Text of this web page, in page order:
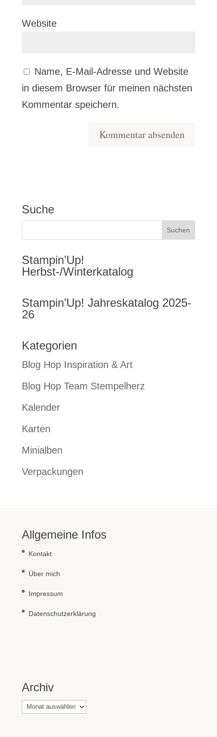
Website
Name, E-Mail-Adresse und Website
in diesem Browser für meinen nächsten
Kommentar speichern.
Suche
Stampin’Up!
Herbst-/Winterkatalog
Stampin’Up! Jahreskatalog 2025-
26
Kategorien
Blog Hop Inspiration & Art
Blog Hop Team Stempelherz
Kalender
Karten
Minialben
Verpackungen
Allgemeine Infos
Kontakt
Über mich
Impressum
Datenschutzerklärung
Archiv
Archiv